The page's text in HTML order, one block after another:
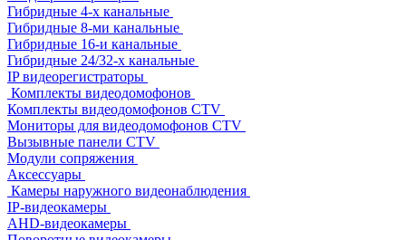
Гибридные 4-х канальные
Гибридные 8-ми канальные
Гибридные 16-и канальные
Гибридные 24/32-х канальные
IP видеорегистраторы
Комплекты видеодомофонов
Комплекты видеодомофонов CTV
Мониторы для видеодомофонов CTV
Вызывные панели CTV
Модули сопряжения
Аксессуары
Камеры наружного видеонаблюдения
IP-видеокамеры
AHD-видеокамеры